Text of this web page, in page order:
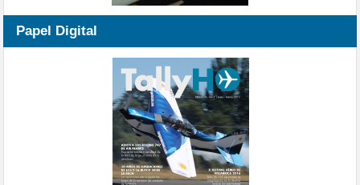
Papel Digital